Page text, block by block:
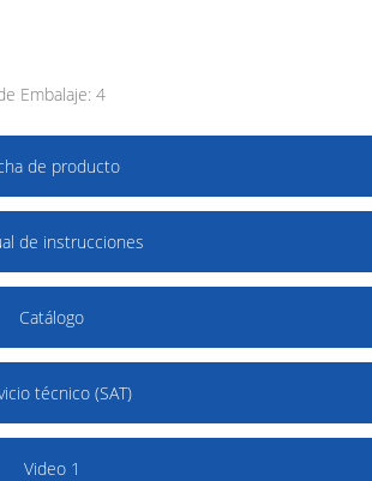
Embalaje: 4
de producto
de instrucciones
Catálogo
técnico (SAT)
Video 1